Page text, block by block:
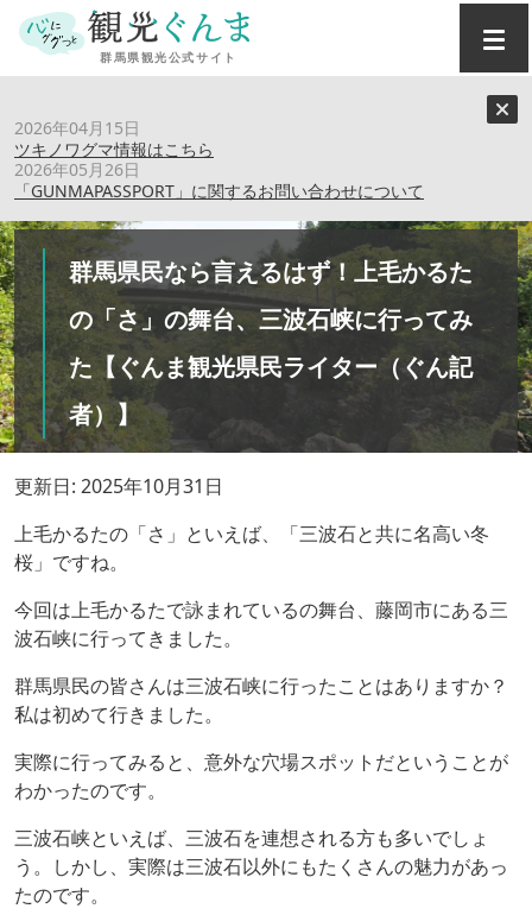
2026年04月15日
ツキノワグマ情報はこちら
2026年05月26日
「GUNMAPASSPORT」に関するお問い合わせについて
群馬県民なら言えるはず！上毛かるたの「さ」の舞台、三波
石峡に行ってみた【ぐんま観光県民ライター（ぐん記者）】
群馬県民なら言えるはず！上毛かるた
の「さ」の舞台、三波石峡に行ってみ
た【ぐんま観光県民ライター（ぐん記
者）】
更新日: 2025年10月31日
上毛かるたの「さ」といえば、「三波石と共に名高い冬
桜」ですね。
今回は上毛かるたで詠まれているの舞台、藤岡市にある三
波石峡に行ってきました。
群馬県民の皆さんは三波石峡に行ったことはありますか？
私は初めて行きました。
実際に行ってみると、意外な穴場スポットだということが
わかったのです。
三波石峡といえば、三波石を連想される方も多いでしょ
う。しかし、実際は三波石以外にもたくさんの魅力があっ
たのです。